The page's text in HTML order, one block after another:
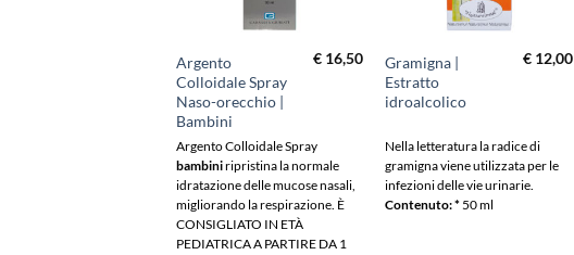
Argento
Colloidale Spray
Naso-orecchio |
Bambini
€ 16,50
Argento Colloidale Spray
bambiniripristina la normale
idratazione delle mucose nasali,
migliorando la respirazione. È
CONSIGLIATO IN ETÀ
PEDIATRICA A PARTIRE DA 1
Gramigna |
Estratto
idroalcolico
€12,00
Nella letteratura la radice di
gramigna viene utilizzata per le
infezioni delle vie urinarie.
Contenuto: * 50 ml